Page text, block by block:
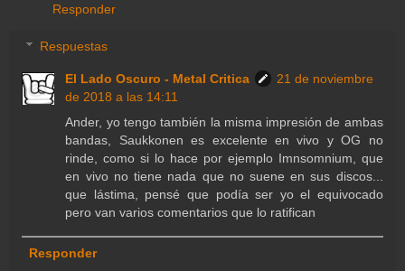
Responder
Respuestas
El Lado Oscuro - Metal Critica
21 de noviembre
de 2018 a las 14:11
Ander, yo tengo también la misma impresión de ambas
bandas, Saukkonen es excelente en vivo y OG no
rinde, como si lo hace por ejemplo Imnsomnium, que
en vivo no tiene nada que no suene en sus discos...
que lástima, pensé que podía ser yo el equivocado
pero van varios comentarios que lo ratifican
Responder